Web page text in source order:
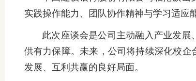
实践操作能力、团队协作精神与学习适应
此次座谈会是公司主动融入产业发
供有力保障。未来，公司将持续深化校
发展、互利共赢的良好局面。